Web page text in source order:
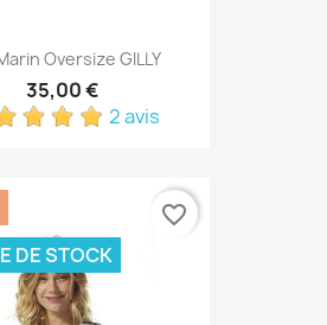
Oversize GILLY
35,00 €
2 avis
DE STOCK
favorite_border